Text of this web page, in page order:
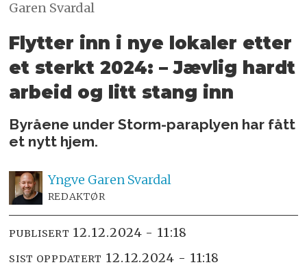
Garen Svardal
Flytter inn i nye lokaler etter
et sterkt 2024:– Jævlig hardt
arbeid og litt stang inn
Byråene under Storm-paraplyen har fått
et nytt hjem.
Yngve Garen Svardal
REDAKTØR
PUBLISERT 12.12.2024 - 11:18
SIST OPPDATERT 12.12.2024 - 11:18